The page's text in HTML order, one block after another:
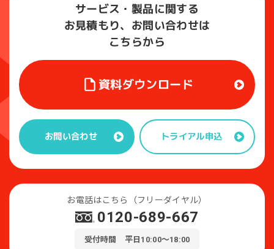
サービス・製品に関する
お見積もり、お問い合わせは
こちらから
資料ダウンロード
お問い合わせ トライアル申込
お電話はこちら（フリーダイヤル）
0120-689-667
受付時間 平日10:00～18:00